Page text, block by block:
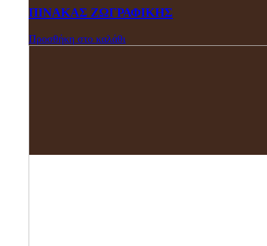
ΠΙΝΑΚΑΣ ΖΩΓΡΑΦΙΚΗΣ
Προσθήκη στο καλάθι